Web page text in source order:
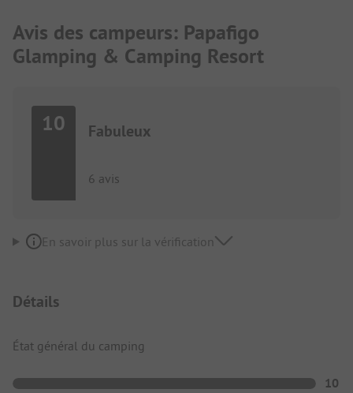
Avis des campeurs: Papafigo
Glamping & Camping Resort
10 Fabuleux
6 avis
En savoir plus sur la vérification
Détails
État général du camping
10